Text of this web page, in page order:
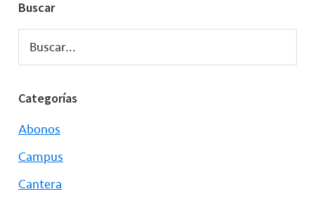
Buscar
Buscar...
Categorías
Abonos
Campus
Cantera